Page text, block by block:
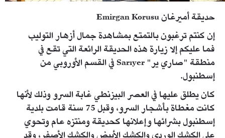
حديقة أميرغان Emirgan Korusu
إن كنتم ترغبون بالتمتع بمشاهدة جمال أزهار التوليب
فما عليكم إلا زيارة هذه الحديقة الرائعة التي تقع في
منطقة "صاري ير" Sarıyer في القسم الأوروبي من
إسطنبول.
كان يطلق عليها في العصر البيزنطي غابة السرو وذلك لأنها
كانت مغطاة بأشجار السرو، وقبل 75 سنة قامت بلدية
إسطنبول بشرائها وإعلانها كحديقة ومنتزه عام وتحوي